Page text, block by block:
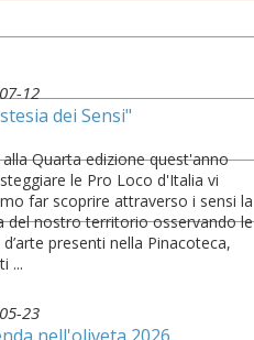
12
dei Sensi"
alla Quarta edizione quest'anno
le Pro Loco d'Italia vi
far scoprire attraverso i sensi la
del nostro territorio osservando le
presenti nella Pinacoteca,
...
23